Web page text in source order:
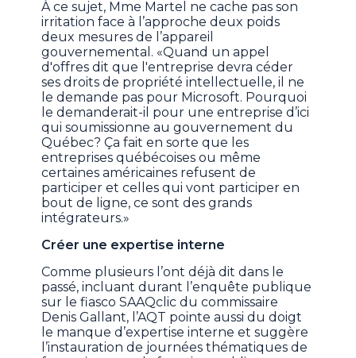
À ce sujet, Mme Martel ne cache pas son
irritation face à l’approche deux poids
deux mesures de l’appareil
gouvernemental. «Quand un appel
d'offres dit que l'entreprise devra céder
ses droits de propriété intellectuelle, il ne
le demande pas pour Microsoft. Pourquoi
le demanderait-il pour une entreprise d’ici
qui soumissionne au gouvernement du
Québec? Ça fait en sorte que les
entreprises québécoises ou même
certaines américaines refusent de
participer et celles qui vont participer en
bout de ligne, ce sont des grands
intégrateurs.»
Créer une expertise interne
Comme plusieurs l’ont déjà dit dans le
passé, incluant durant l’enquête publique
sur le fiasco SAAQclic du commissaire
Denis Gallant, l’AQT pointe aussi du doigt
le manque d’expertise interne et suggère
l’instauration de journées thématiques de